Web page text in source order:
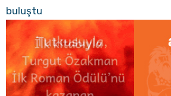
buluştu